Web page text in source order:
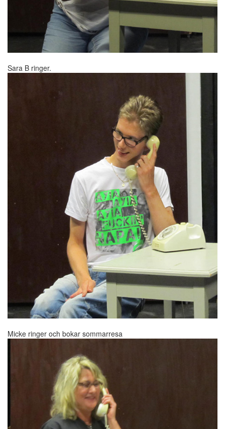
Sara B ringer.
Micke ringer och bokar sommarresa